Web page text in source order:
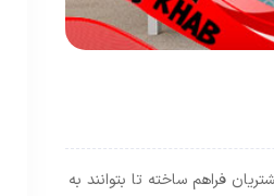
فراهم ساخته تا بتوانند به